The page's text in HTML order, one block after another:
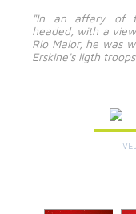
"In an affary of
headed, with a
Rio Maior, he was
Erskine's ligth